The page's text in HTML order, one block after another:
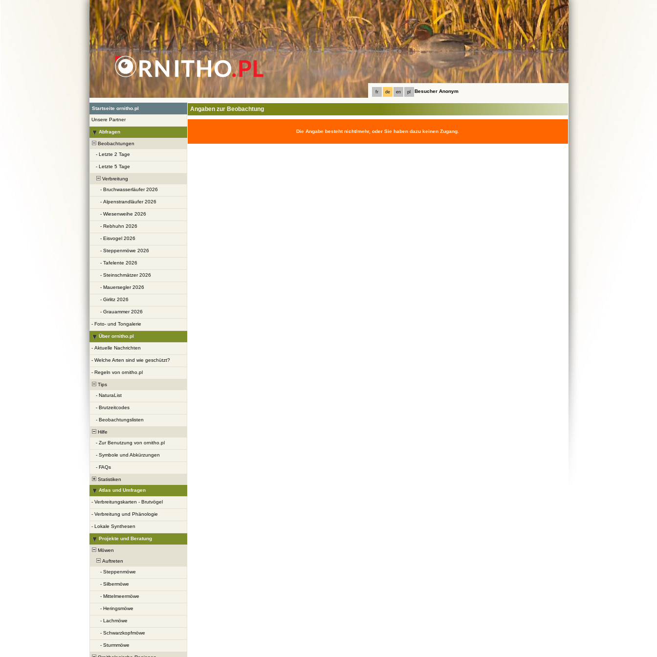
fr de en pl Besucher Anonym
Startseite ornitho.pl
Unsere Partner
Abfragen
Beobachtungen
- Letzte 2 Tage
- Letzte 5 Tage
Verbreitung
- Bruchwasserläufer 2026
- Alpenstrandläufer 2026
- Wiesenweihe 2026
- Rebhuhn 2026
- Eisvogel 2026
- Steppenmöwe 2026
- Tafelente 2026
- Steinschmätzer 2026
- Mauersegler 2026
- Girlitz 2026
- Grauammer 2026
- Foto- und Tongalerie
Über ornitho.pl
- Aktuelle Nachrichten
- Welche Arten sind wie geschützt?
- Regeln von ornitho.pl
Tips
- NaturaList
- Brutzeitcodes
- Beobachtungslisten
Hilfe
- Zur Benutzung von ornitho.pl
- Symbole und Abkürzungen
- FAQs
Statistiken
Atlas und Umfragen
- Verbreitungskarten - Brutvögel
- Verbreitung und Phänologie
- Lokale Synthesen
Projekte und Beratung
Möwen
Auftreten
- Steppenmöwe
- Silbermöwe
- Mittelmeermöwe
- Heringsmöwe
- Lachmöwe
- Schwarzkopfmöwe
- Sturmmöwe
Angaben zur Beobachtung
Die Angabe besteht nicht/mehr, oder Sie haben dazu keinen Zugang.